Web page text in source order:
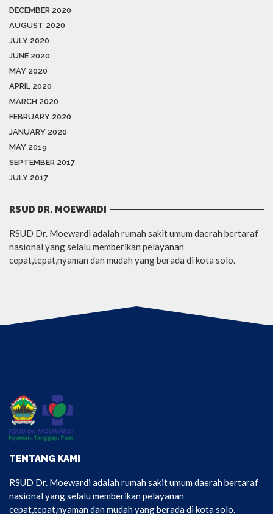
DECEMBER 2020
AUGUST 2020
JULY 2020
JUNE 2020
MAY 2020
APRIL 2020
MARCH 2020
FEBRUARY 2020
JANUARY 2020
MAY 2019
SEPTEMBER 2017
JULY 2017
RSUD DR. MOEWARDI
RSUD Dr. Moewardi adalah rumah sakit umum daerah bertaraf
nasional yang selalu memberikan pelayanan
cepat,tepat,nyaman dan mudah yang berada di kota solo.
TENTANG KAMI
RSUD Dr. Moewardi adalah rumah sakit umum daerah bertaraf
nasional yang selalu memberikan pelayanan
cepat,tepat,nyaman dan mudah yang berada di kota solo.